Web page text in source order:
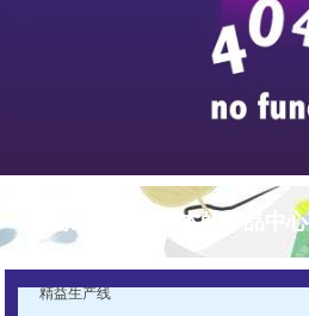
pg游戏库最新版本的产品中心
精益生产线